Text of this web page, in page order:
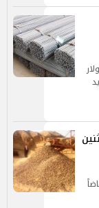
عالميا الى 479.19 دولار